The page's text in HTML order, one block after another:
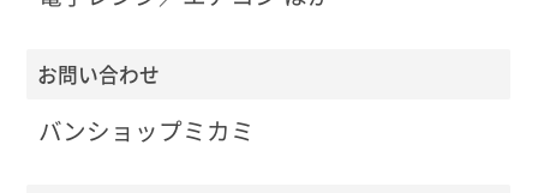
お問い合わせ
バンショップミカミ